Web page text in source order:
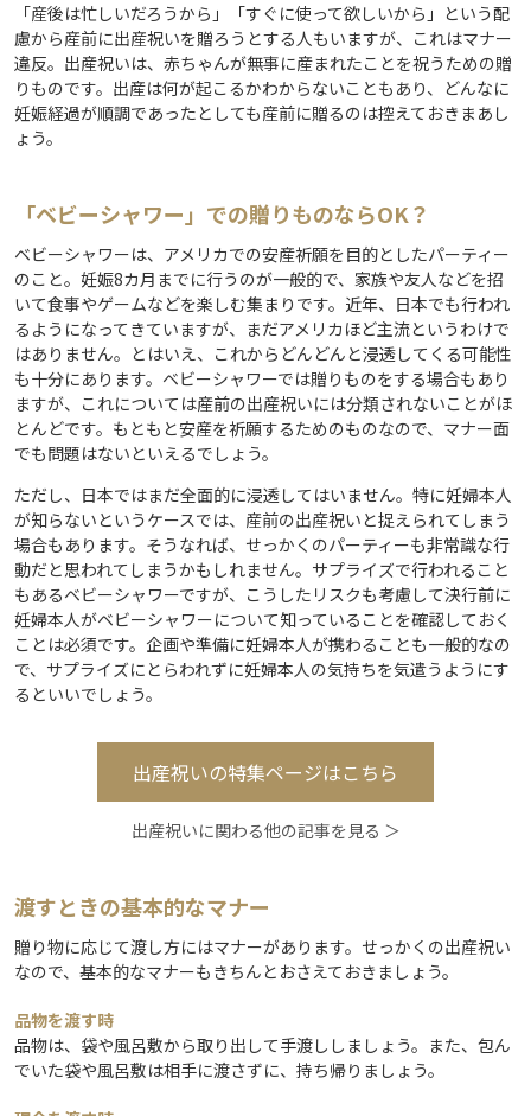
「産後は忙しいだろうから」「すぐに使って欲しいから」という配
慮から産前に出産祝いを贈ろうとする人もいますが、これはマナー
違反。出産祝いは、赤ちゃんが無事に産まれたことを祝うための贈
りものです。出産は何が起こるかわからないこともあり、どんなに
妊娠経過が順調であったとしても産前に贈るのは控えておきまあし
ょう。
「ベビーシャワー」での贈りものならOK？
ベビーシャワーは、アメリカでの安産祈願を目的としたパーティー
のこと。妊娠8カ月までに行うのが一般的で、家族や友人などを招
いて食事やゲームなどを楽しむ集まりです。近年、日本でも行われ
るようになってきていますが、まだアメリカほど主流というわけで
はありません。とはいえ、これからどんどんと浸透してくる可能性
も十分にあります。ベビーシャワーでは贈りものをする場合もあり
ますが、これについては産前の出産祝いには分類されないことがほ
とんどです。もともと安産を祈願するためのものなので、マナー面
でも問題はないといえるでしょう。
ただし、日本ではまだ全面的に浸透してはいません。特に妊婦本人
が知らないというケースでは、産前の出産祝いと捉えられてしまう
場合もあります。そうなれば、せっかくのパーティーも非常識な行
動だと思われてしまうかもしれません。サプライズで行われること
もあるベビーシャワーですが、こうしたリスクも考慮して決行前に
妊婦本人がベビーシャワーについて知っていることを確認しておく
ことは必須です。企画や準備に妊婦本人が携わることも一般的なの
で、サプライズにとらわれずに妊婦本人の気持ちを気遣うようにす
るといいでしょう。
出産祝いの特集ページはこちら
出産祝いに関わる他の記事を見る ＞
渡すときの基本的なマナー
贈り物に応じて渡し方にはマナーがあります。せっかくの出産祝い
なので、基本的なマナーもきちんとおさえておきましょう。
品物を渡す時
品物は、袋や風呂敷から取り出して手渡ししましょう。また、包ん
でいた袋や風呂敷は相手に渡さずに、持ち帰りましょう。